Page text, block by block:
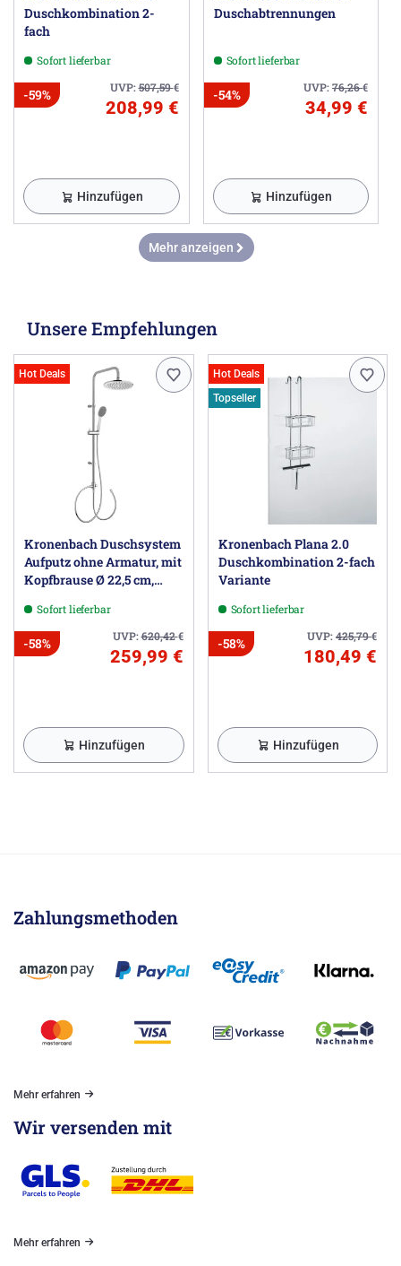
Duschkombination 2-
fach
Sofort lieferbar
UVP:507,59€
-59%
208,99 €
Hinzufügen
Duschabtrennungen
Sofort lieferbar
UVP:76,26€
-54%
34,99 €
Hinzufügen
Mehr anzeigen
Unsere Empfehlungen
Hot Deals
Kronenbach Duschsystem
Aufputz ohne Armatur, mit
Kopfbrause Ø 22,5 cm,
Sofort lieferbar
UVP:620,42€
-58%
259,99 €
Hinzufügen
Hot Deals
Topseller
Kronenbach Plana 2.0
Duschkombination 2-fach
Variante
Sofort lieferbar
UVP:425,79€
-58%
180,49 €
Hinzufügen
Zahlungsmethoden
Mehr erfahren
Wir versenden mit
Mehr erfahren